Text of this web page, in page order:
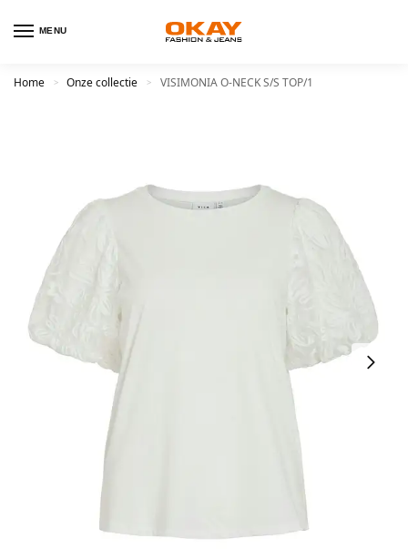
MENU
Home > Onze collectie > VISIMONIA O-NECK S/S TOP/1